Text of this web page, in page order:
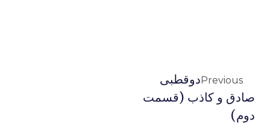
Previous دوقطبی
صادق و کاذب (قسمت
دوم)